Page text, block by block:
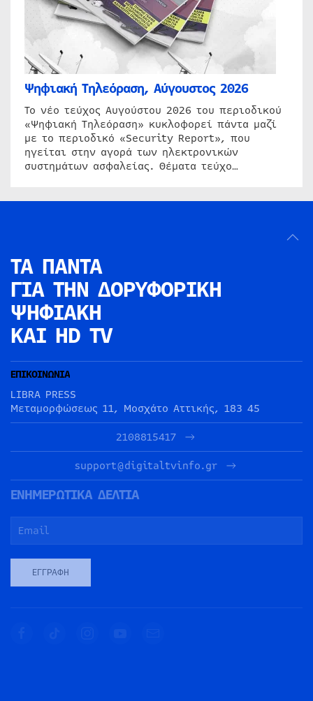
Ψηφιακή Τηλεόραση, Αύγουστος 2026
Το νέο τεύχος Αυγούστου 2026 του περιοδικού
«Ψηφιακή Τηλεόραση» κυκλοφορεί πάντα μαζί
με το περιοδικό «Security Report», που
ηγείται στην αγορά των ηλεκτρονικών
συστημάτων ασφαλείας. Θέματα τεύχο…
ΤΑ ΠΑΝΤΑ
ΓΙΑ ΤΗΝ ΔΟΡΥΦΟΡΙΚΗ
ΨΗΦΙΑΚΗ
ΚΑΙ HD TV
ΕΠΙΚΟΙΝΩΝΙΑ
LIBRA PRESS
Μεταμορφώσεως 11, Μοσχάτο Αττικής, 183 45
2108815417
support@digitaltvinfo.gr
ΕΝΗΜΕΡΩΤΙΚΑ ΔΕΛΤΙΑ
ΕΓΓΡΑΦΉ